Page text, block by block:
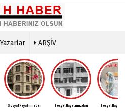
Köşe
Yazarları
Video
Galeri
Foto
Künye
İletişim
Çerez
Politikası
Yazarlar ARŞİV
Sosyal Hayatımızdan Sosyal Hayatımızdan Sosyal